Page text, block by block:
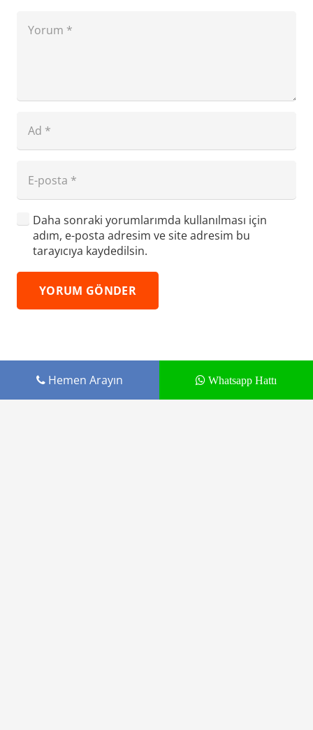
Daha sonraki yorumlarımda kullanılması için
adım, e-posta adresim ve site adresim bu
tarayıcıya kaydedilsin.
YORUM GÖNDER
Hemen Arayın Whatsapp Hattı